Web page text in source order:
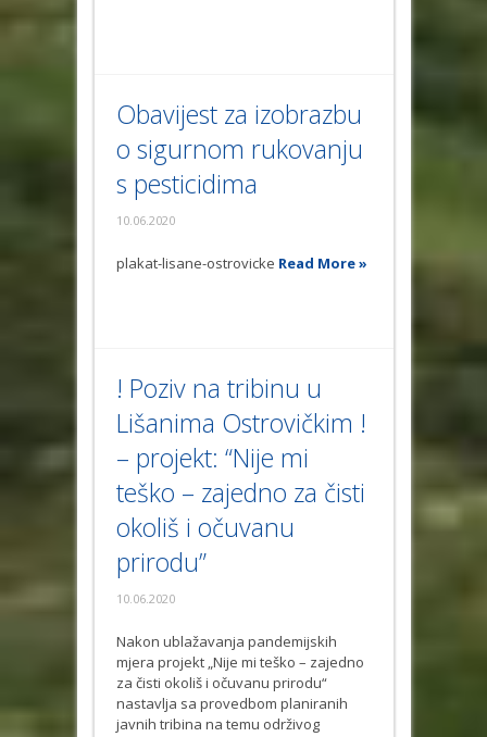
Obavijest za izobrazbu
o sigurnom rukovanju
s pesticidima
10.06.2020
plakat-lisane-ostrovicke Read More »
! Poziv na tribinu u
Lišanima Ostrovičkim !
– projekt: “Nije mi
teško – zajedno za čisti
okoliš i očuvanu
prirodu”
10.06.2020
Nakon ublažavanja pandemijskih
mjera projekt „Nije mi teško – zajedno
za čisti okoliš i očuvanu prirodu“
nastavlja sa provedbom planiranih
javnih tribina na temu održivog